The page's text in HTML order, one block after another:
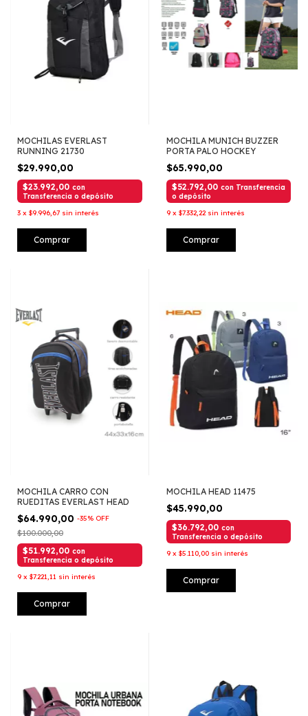
MOCHILAS EVERLAST
RUNNING 21730
$29.990,00
$23.992,00 con
Transferencia o depósito
3 x $9.996,67 sin interés
Comprar
MOCHILA MUNICH BUZZER
PORTA PALO HOCKEY
$65.990,00
$52.792,00 con Transferencia
o depósito
9 x $7.332,22 sin interés
Comprar
MOCHILA CARRO CON
RUEDITAS EVERLAST HEAD
$64.990,00 -35% OFF
$100.000,00
$51.992,00 con
Transferencia o depósito
9 x $7.221,11 sin interés
Comprar
MOCHILA HEAD 11475
$45.990,00
$36.792,00 con
Transferencia o depósito
9 x $5.110,00 sin interés
Comprar